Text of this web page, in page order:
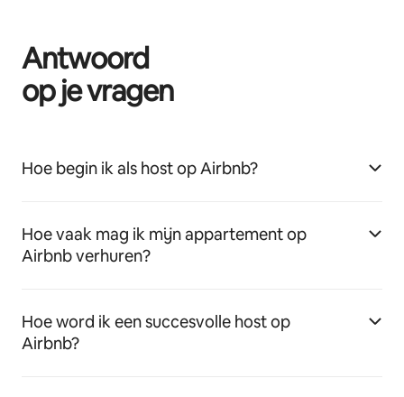
Antwoord
op je vragen
Hoe begin ik als host op Airbnb?
Hoe vaak mag ik mijn appartement op
Airbnb verhuren?
Hoe word ik een succesvolle host op
Airbnb?